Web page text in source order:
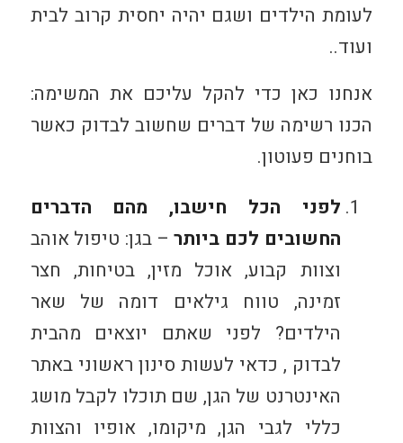
לעומת הילדים ושגם יהיה יחסית קרוב לבית
ועוד..
אנחנו כאן כדי להקל עליכם את המשימה:
הכנו רשימה של דברים שחשוב לבדוק כאשר
בוחנים פעוטון.
לפני הכל חישבו, מהם הדברים
החשובים לכם ביותר – בגן: טיפול אוהב
וצוות קבוע, אוכל מזין, בטיחות, חצר
זמינה, טווח גילאים דומה של שאר
הילדים? לפני שאתם יוצאים מהבית
לבדוק , כדאי לעשות סינון ראשוני באתר
האינטרנט של הגן, שם תוכלו לקבל מושג
כללי לגבי הגן, מיקומו, אופיו והצוות